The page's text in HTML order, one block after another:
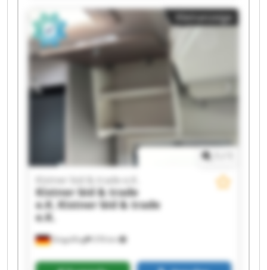
Kistner bid & trade e.K. Kistner bid & trade e.K.
Kistner bid & trade e.K. Kistner bid & trade e.K.
Kistner bid & trade e.K. Kistner bid & trade e.K.
Kistner bid & trade e.K. Kistner bid & trade e.K.
Kistner bid & trade e.K. Kistner bid & trade e.K.
Kistner bid & trade e.K. Kistner bid & trade e.K.
Kleinanzeige
Dingolfing 378 km
Kistner bid & trade e.K.
Kistner bid & trade
e.K. Kistner bid & trade
e.K.